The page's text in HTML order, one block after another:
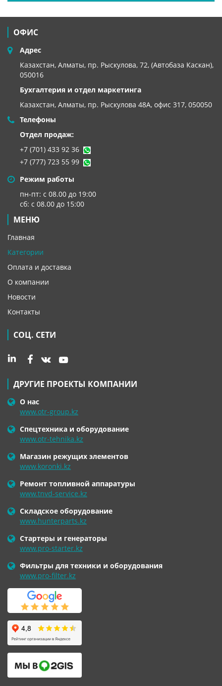
ОФИС
Адрес
Казахстан, Алматы, пр. Рыскулова, 72, (Автобаза Каскан),
050016
Бухгалтерия и отдел маркетинга
Казахстан, Алматы, пр. Рыскулова 48А, офис 317, 050050
Телефоны
Отдел продаж:
+7 (701) 433 92 36
+7 (777) 723 55 99
Режим работы
пн-пт: с 08.00 до 19:00
сб: с 08.00 до 15:00
МЕНЮ
Главная
Категории
Оплата и доставка
О компании
Новости
Контакты
СОЦ. СЕТИ
ДРУГИЕ ПРОЕКТЫ КОМПАНИИ
О нас
www.otr-group.kz
Спецтехника и оборудование
www.otr-tehnika.kz
Магазин режущих элементов
www.koronki.kz
Ремонт топливной аппаратуры
www.tnvd-service.kz
Складское оборудование
www.hunterparts.kz
Стартеры и генераторы
www.pro-starter.kz
Фильтры для техники и оборудования
www.pro-filter.kz